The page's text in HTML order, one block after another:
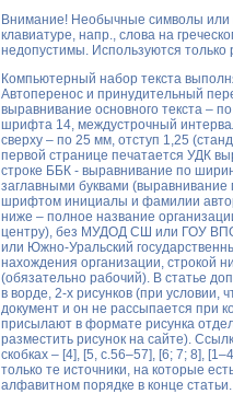
Внимание! Необычные символы или
клавиатуре, напр., слова на
недопустимы. Используются только
Компьютерный набор текста
Автоперенос и принудительный
выравнивание основного текста –
шрифта 14, междустрочный
сверху – по 25 мм, отступ 1,25
первой странице печатается УДК
строке ББК - выравнивание по
заглавными буквами
шрифтом инициалы и фамилии
ниже – полное название
центру), без МУДОД СШ или ГОУ
или Южно-Уральский
нахождения организации, строкой
(обязательно рабочий). В статье
в ворде, 2-х рисунков (при условии,
документ и он не рассыпается при
присылают в формате рисунка
разместить рисунок на сайте).
скобках – [4], [5, с.56–57], [6; 7; 8],
только те источники, на которые
алфавитном порядке в конце статьи.